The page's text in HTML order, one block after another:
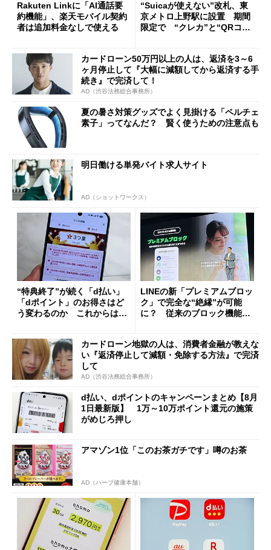
Rakuten Linkに「AI通話要
約機能」、楽天モバイル契約
者は追加料金なしで使える
“Suicaが使えない”改札、東
京メトロ上野駅に設置 期間
限定で “クレカ”と“QRコー
カードローン50万円以上の人は、返済を3～6
ヶ月停止して『大幅に減額してから返済する手
続き』で完済して！
AD（渋谷法務総合事務所）
夏の暑さ対策グッズでよく見掛ける「ペルチェ
素子」ってなんだ？ 賢く使うための注意点も
明日働ける単発バイト求人サイト
AD（ショットワークス）
“特典終了”が続く「d払い」
「dポイント」のお得さはど
う変わるのか これからは
LINEの新「プレミアムブロッ
ク」で完全な“絶縁”が可能
に？ 従来のブロック機能と
カードローン地獄の人は、消費者金融が教えな
い『返済停止して減額・免除する方法』で完済
して
AD（渋谷法務総合事務所）
d払い、dポイントのキャンペーンまとめ【8月
1日最新版】 1万～10万ポイント還元の施策
がめじろ押し
アマゾン1位「このお茶ガチです」噂のお茶
AD（ハーブ健康本舗）